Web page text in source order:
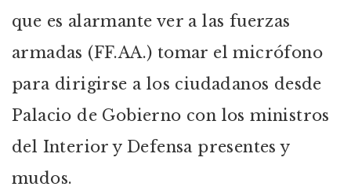
que es alarmante ver a las fuerzas
armadas (FF.AA.) tomar el micrófono
para dirigirse a los ciudadanos desde
Palacio de Gobierno con los ministros
del Interior y Defensa presentes y
mudos.